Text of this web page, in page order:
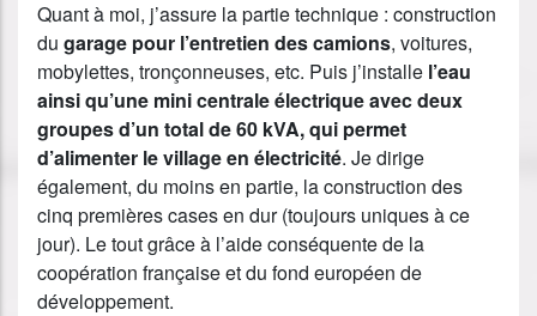
Quant à moi, j’assure la partie technique : construction
du garage pour l’entretien des camions, voitures,
mobylettes, tronçonneuses, etc. Puis j’installe l’eau
ainsi qu’une mini centrale électrique avec deux
groupes d’un total de 60 kVA, qui permet
d’alimenter le village en électricité. Je dirige
également, du moins en partie, la construction des
cinq premières cases en dur (toujours uniques à ce
jour). Le tout grâce à l’aide conséquente de la
coopération française et du fond européen de
développement.